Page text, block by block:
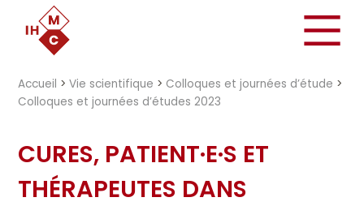
Accueil >Vie scientifique > Colloques et journées d’étude >
Colloques et journées d’études 2023
CURES, PATIENT·E·S ET
THÉRAPEUTES DANS